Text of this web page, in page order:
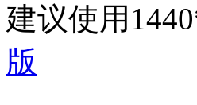
建议使用
版